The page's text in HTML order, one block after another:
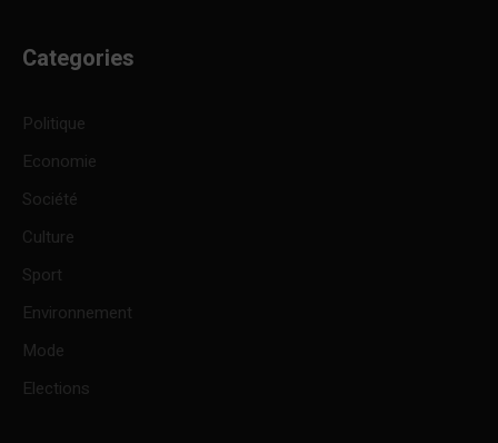
Categories
Politique
Economie
Société
Culture
Sport
Environnement
Mode
Elections